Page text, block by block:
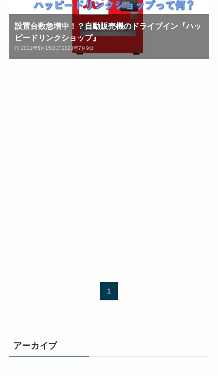
設置台数急増中！？自動販売機のドライブイン『ハッ
ピードリンクショップ』
2021年5月15日 2023年7月9日
1
アーカイブ